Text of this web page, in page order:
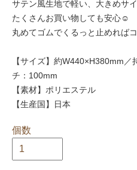
サテン風生地で軽い、大きめサ
たくさんお買い物しても安心☺
丸めてゴムでくるっと止めれば
【サイズ】約W440×H380mm
チ：100mm
【素材】ポリエステル
【生産国】日本
個数